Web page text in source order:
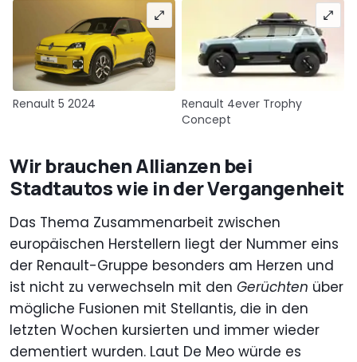
Renault 5 2024
Renault 4ever Trophy
Concept
Wir brauchen Allianzen bei
Stadtautoswie in der Vergangenheit
Das Thema Zusammenarbeit zwischen
europäischen Herstellern liegt der Nummer eins
der Renault-Gruppe besonders am Herzen und
ist nicht zu verwechseln mit den Gerüchten über
mögliche Fusionen mit Stellantis, die in den
letzten Wochen kursierten und immer wieder
dementiert wurden. Laut De Meo würde es